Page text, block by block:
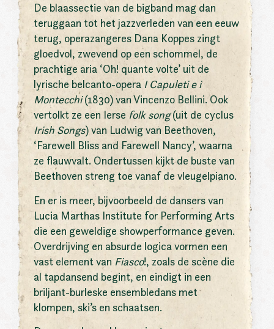
De blaassectie van de bigband mag dan
teruggaan tot het jazzverleden van een eeuw
terug, operazangeres Dana Koppes zingt
gloedvol, zwevend op een schommel, de
prachtige aria ‘Oh! quante volte’ uit de
lyrische belcanto-opera I Capuleti e i
Montecchi(1830) van Vincenzo Bellini. Ook
vertolkt ze een Ierse folk song(uit de cyclus
Irish Songs) van Ludwig van Beethoven,
‘Farewell Bliss and Farewell Nancy’, waarna
ze flauwvalt. Ondertussen kijkt de buste van
Beethoven streng toe vanaf de vleugelpiano.
En er is meer, bijvoorbeeld de dansers van
Lucia Marthas Institute for Performing Arts
die een geweldige showperformance geven.
Overdrijving en absurde logica vormen een
vast element van Fiasco!, zoals de scène die
al tapdansend begint, en eindigt in een
briljant-burleske ensembledans met
klompen, ski’s en schaatsen.